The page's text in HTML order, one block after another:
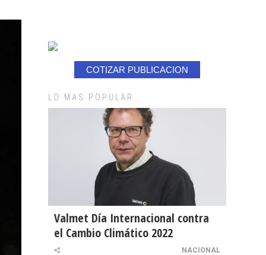
COTIZAR PUBLICACION
LO MAS POPULAR
Valmet Día Internacional contra
el Cambio Climático 2022
NACIONAL